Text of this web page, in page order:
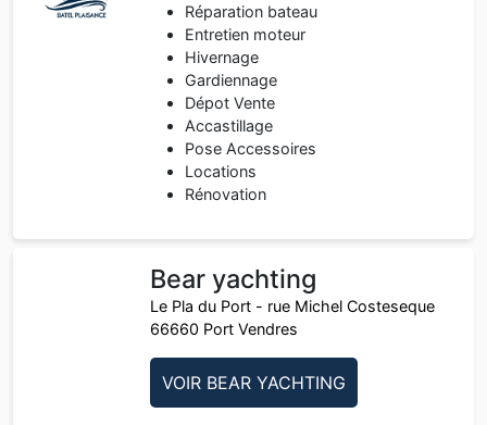
Réparation bateau
Entretien moteur
Hivernage
Gardiennage
Dépot Vente
Accastillage
Pose Accessoires
Locations
Rénovation
Bear yachting
Le Pla du Port - rue Michel Costeseque
66660 Port Vendres
VOIR BEAR YACHTING